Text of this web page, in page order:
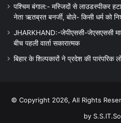
पश्चिम बंगाल:- मस्जिदों से लाउडस्पीकर
नेता ऋतब्रत बनर्जी, बोले- किसी धर्म को
JHARKHAND:-जेपीएससी-जेएसएससी
बीच पहली वार्ता सकारात्मक
बिहार के शिल्पकारों ने प्रदेश की पारंपरिक
© Copyright 2026, All Rights
by